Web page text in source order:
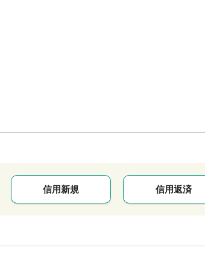
信用新規 信用返済